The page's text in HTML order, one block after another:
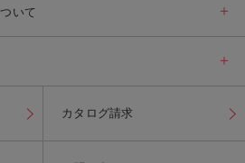
いて
カタログ請求